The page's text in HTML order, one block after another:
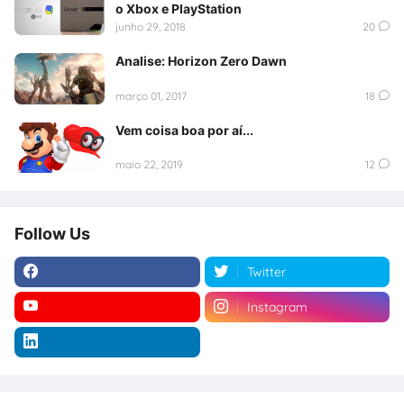
o Xbox e PlayStation
junho 29, 2018 20
Analise: Horizon Zero Dawn
março 01, 2017 18
Vem coisa boa por aí...
maio 22, 2019 12
Follow Us
Twitter
Instagram